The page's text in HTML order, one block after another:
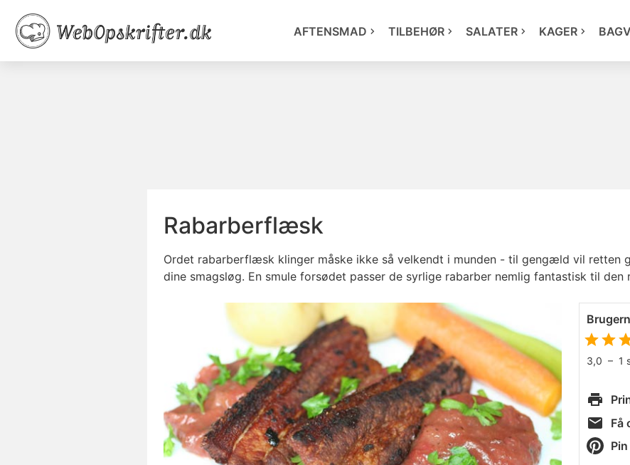
AFTENSMAD TILBEHØR SALATER KAGER
Rabarberflæsk
Ordet rabarberflæsk klinger måske ikke så velkendt i munden - til gengæld vil retten
dine smagsløg. En smule forsødet passer de syrlige rabarber nemlig fantastisk til
3,0 – 1
Få
Pin